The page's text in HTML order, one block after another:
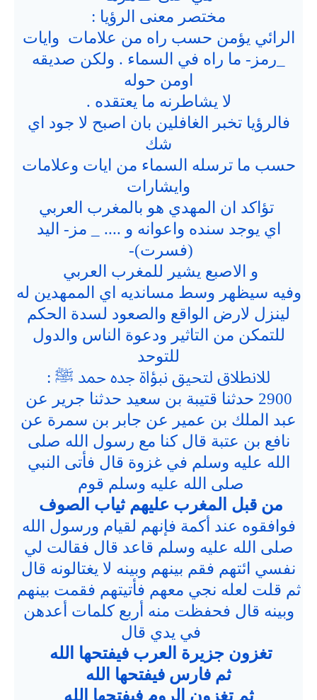
مختصر معنى الرؤيا :
الرائي يؤمن حسب راه من علامات وايات
_رمز- ما راه في السماء . ولكن صديقه
اومن حوله
لا يشاطرنه ما يعتقده .
فالرؤيا تخبر الغافلين بان اصبح لا جود اي
شك
حسب ما ترسله السماء من ايات وعلامات
وايشارات
تؤاكد ان المهدي هو بالمغرب العربي
اي يوجد سنده واعوانه و .... _ مز- اليد
(فسرت)-
و الاصبع يشير للمغرب العربي
وفيه سيظهر وسط مسانديه اي الممهدين له
لينزل لارض الواقع والصعود لسدة الحكم
للتمكن من التاثير ودعوة الناس والدول
للتوحد
للانطلاق لتحيق نبؤاة جده حمد ﷺ :
2900 حدثنا قتيبة بن سعيد حدثنا جرير عن
عبد الملك بن عمير عن جابر بن سمرة عن
نافع بن عتبة قال كنا مع رسول الله صلى
الله عليه وسلم في غزوة قال فأتى النبي
صلى الله عليه وسلم قوم
من قبل المغرب عليهم ثياب الصوف
فوافقوه عند أكمة فإنهم لقيام ورسول الله
صلى الله عليه وسلم قاعد قال فقالت لي
نفسي ائتهم فقم بينهم وبينه لا يغتالونه قال
ثم قلت لعله نجي معهم فأتيتهم فقمت بينهم
وبينه قال فحفظت منه أربع كلمات أعدهن
في يدي قال
تغزون جزيرة العرب فيفتحها الله
ثم فارس فيفتحها الله
ثم تغزون الروم فيفتحها الله